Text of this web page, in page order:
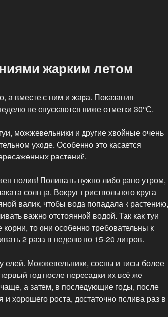
жарким летом
а вместе с ним и жара. Показания
не опускаются ниже отметки 30°С.
можжевельники и другие хвойные очень
уходе. Особенно это касается
растений.
полив! Поливать нужно либо рано утром,
солнца. Вокруг приствольного круга
валик, чтобы вода попадала к растению,
важно отстоянной водой. Так как туи
то они особенно требовательны к
2 раза в неделю по 15-20 литров.
елей. Можжевельники, сосны и тисы более
год после пересадки их всё же
а затем, в последующие годы, после
и хорошего роста, достаточно полива раз в